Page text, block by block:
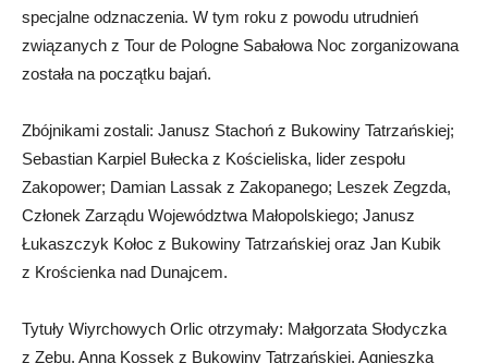
specjalne odznaczenia. W tym roku z powodu utrudnień
związanych z Tour de Pologne Sabałowa Noc zorganizowana
została na początku bajań.
Zbójnikami zostali: Janusz Stachoń z Bukowiny Tatrzańskiej;
Sebastian Karpiel Bułecka z Kościeliska, lider zespołu
Zakopower; Damian Lassak z Zakopanego; Leszek Zegzda,
Członek Zarządu Województwa Małopolskiego; Janusz
Łukaszczyk Kołoc z Bukowiny Tatrzańskiej oraz Jan Kubik
z Krościenka nad Dunajcem.
Tytuły Wiyrchowych Orlic otrzymały: Małgorzata Słodyczka
z Zębu, Anna Kossek z Bukowiny Tatrzańskiej, Agnieszka